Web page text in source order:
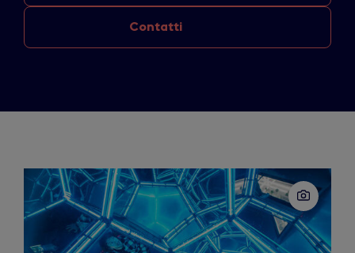
Contatti